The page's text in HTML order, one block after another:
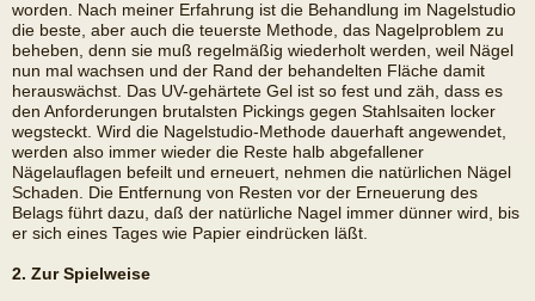
worden. Nach meiner Erfahrung ist die Behandlung im Nagelstudio
die beste, aber auch die teuerste Methode, das Nagelproblem zu
beheben, denn sie muß regelmäßig wiederholt werden, weil Nägel
nun mal wachsen und der Rand der behandelten Fläche damit
herauswächst. Das UV-gehärtete Gel ist so fest und zäh, dass es
den Anforderungen brutalsten Pickings gegen Stahlsaiten locker
wegsteckt. Wird die Nagelstudio-Methode dauerhaft angewendet,
werden also immer wieder die Reste halb abgefallener
Nägelauflagen befeilt und erneuert, nehmen die natürlichen Nägel
Schaden. Die Entfernung von Resten vor der Erneuerung des
Belags führt dazu, daß der natürliche Nagel immer dünner wird, bis
er sich eines Tages wie Papier eindrücken läßt.
2. Zur Spielweise